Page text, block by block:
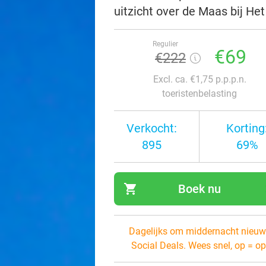
uitzicht over de Maas bij
Regulier
€222 €69
Excl. ca. €1,75 p.p.p.n.
toeristenbelasting
Verkocht:
895
69%
shopping_cart Boek nu
Dagelijks om middernacht
Social Deals. Wees snel, op =